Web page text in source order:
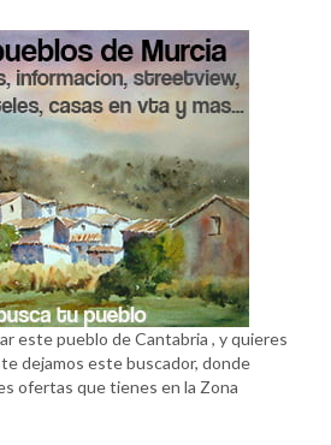
este pueblo de Cantabria , y quieres
dejamos este buscador, donde
ofertas que tienes en la Zona